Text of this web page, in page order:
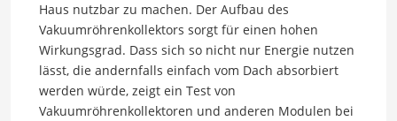
Haus nutzbar zu machen. Der Aufbau des
Vakuumröhrenkollektors sorgt für einen hohen
Wirkungsgrad. Dass sich so nicht nur Energie nutzen
lässt, die andernfalls einfach vom Dach absorbiert
werden würde, zeigt ein Test von
Vakuumröhrenkollektoren und anderen Modulen bei